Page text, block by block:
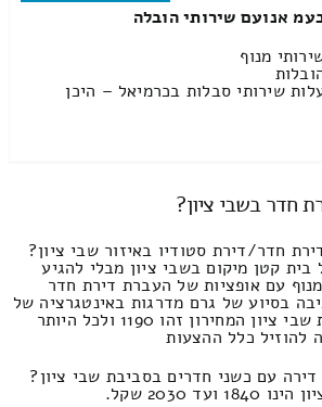
אנועם שירותי הובלה
מנוף
שירותי סבלות בכרמיאל – היכן
חדר בשבי ציון?
חדר/דירת סטודיו באיזור שבי ציון?
קטן מיקום בשבי ציון מבלי להגיע
עם אופציות של העברת דירת חדר
בסיוע של גרם מדרגות באינטגרציה של
טיפולי סבלות בסביבת שבי ציון המחירון זהו 1190 ולכל היותר
עם כשני חדרים בסביבת שבי ציון?
2030 שקל.